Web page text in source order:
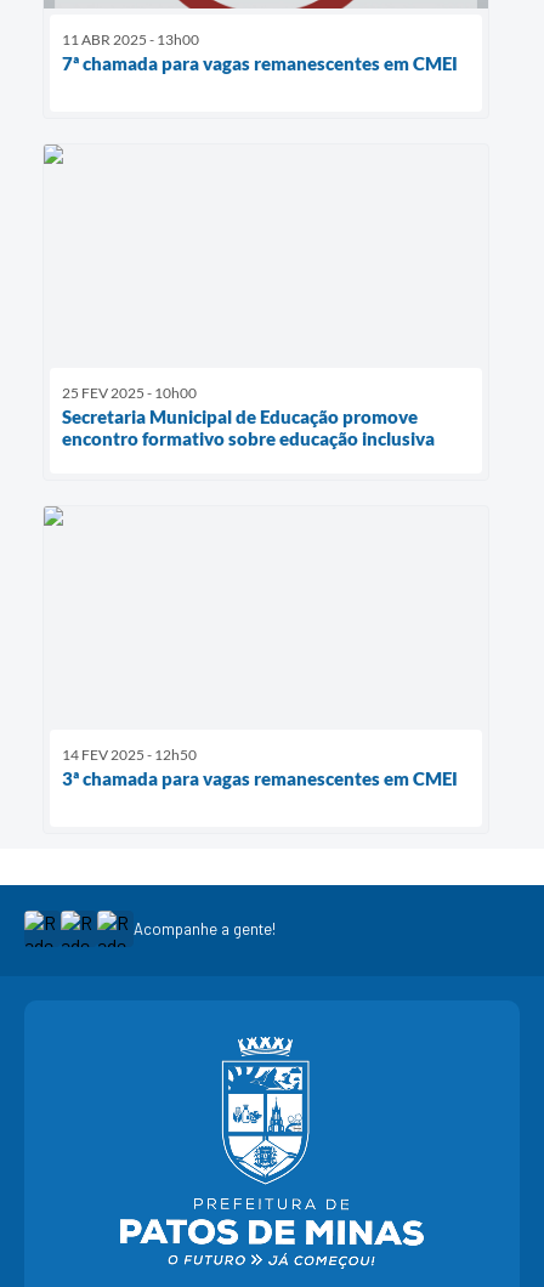
11 ABR 2025 - 13h00
7ª chamada para vagas remanescentes em CMEI
25 FEV 2025 - 10h00
Secretaria Municipal de Educação promove
encontro formativo sobre educação inclusiva
14 FEV 2025 - 12h50
3ª chamada para vagas remanescentes em CMEI
Acompanhe a gente!